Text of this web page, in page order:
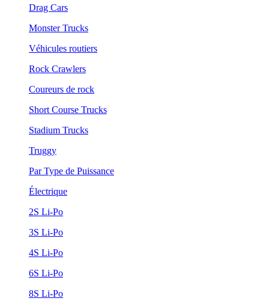
Drag Cars
Monster Trucks
Véhicules routiers
Rock Crawlers
Coureurs de rock
Short Course Trucks
Stadium Trucks
Truggy
Par Type de Puissance
Électrique
2S Li-Po
3S Li-Po
4S Li-Po
6S Li-Po
8S Li-Po